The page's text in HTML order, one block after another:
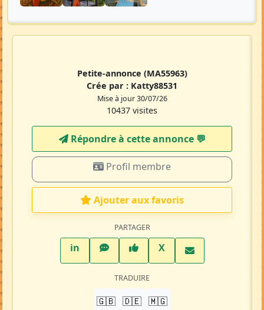
Petite-annonce (MA55963)
Crée par : Katty88531
Mise à jour 30/07/26
10437 visites
Répondre à cette annonce 💬​
Profil membre
Ajouter aux favoris
PARTAGER
inLinkedInWhatsAppFacebook
XTwitter X
TRADUIRE
🇬🇧 🇩🇪 🇲🇬